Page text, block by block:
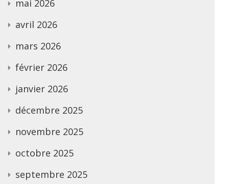
mai 2026
avril 2026
mars 2026
février 2026
janvier 2026
décembre 2025
novembre 2025
octobre 2025
septembre 2025